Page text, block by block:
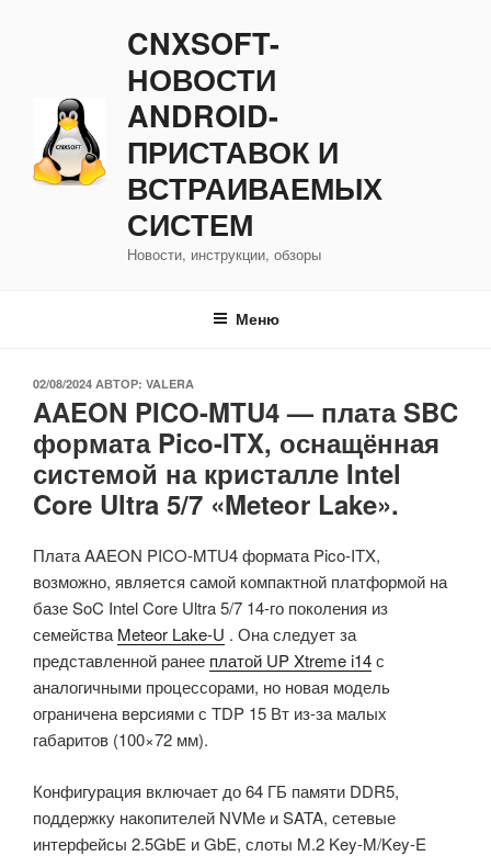
CNXSOFT-
НОВОСТИ
ANDROID-
ПРИСТАВОК И
ВСТРАИВАЕМЫХ
СИСТЕМ
Новости, инструкции, обзоры
Меню
ОПУБЛИКОВАНО
02/08/2024 АВТОР: VALERA
AAEON PICO-MTU4 — плата SBC
формата Pico-ITX, оснащённая
системой на кристалле Intel
Core Ultra 5/7 «Meteor Lake».
Плата AAEON PICO-MTU4 формата Pico-ITX,
возможно, является самой компактной платформой на
базе SoC Intel Core Ultra 5/7 14-го поколения из
семействаMeteor Lake-U . Она следует за
представленной ранее платой UP Xtreme i14с
аналогичными процессорами, но новая модель
ограничена версиями с TDP 15 Вт из-за малых
габаритов (100×72 мм).
Конфигурация включает до 64 ГБ памяти DDR5,
поддержку накопителей NVMe и SATA, сетевые
интерфейсы 2.5GbE и GbE, слоты M.2 Key-M/Key-E